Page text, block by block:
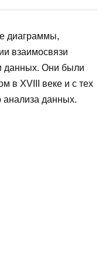
диаграммы,
взаимосвязи
данных. Они были
в XVIII веке и с тех
анализа данных.